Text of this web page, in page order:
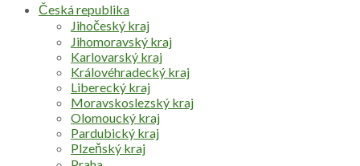
Česká republika
Jihočeský kraj
Jihomoravský kraj
Karlovarský kraj
Královéhradecký kraj
Liberecký kraj
Moravskoslezský kraj
Olomoucký kraj
Pardubický kraj
Plzeňský kraj